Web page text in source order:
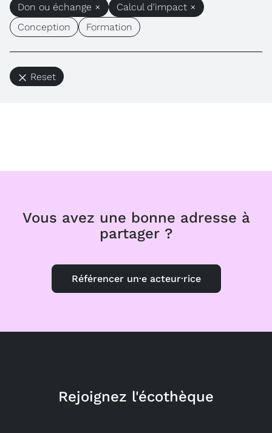
Don ou échange ×
Calcul d'impact ×
Conception
Formation
Reset
Vous avez une bonne adresse à
partager ?
Référencer un·e acteur·rice
Rejoignez l'écothèque